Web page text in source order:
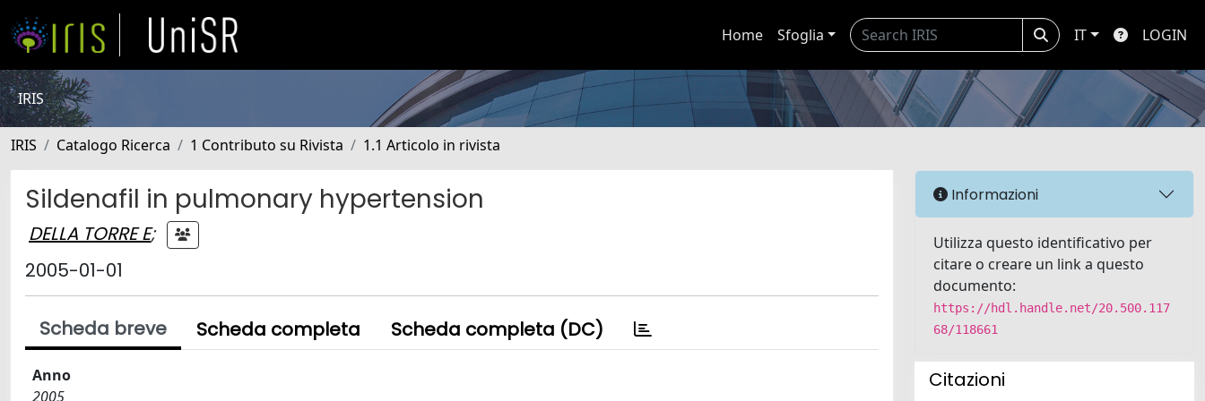
Home Sfoglia IT LOGIN
IRIS
IRIS Catalogo Ricerca 1 Contributo su Rivista 1.1 Articolo in rivista
Sildenafil in pulmonary hypertension
DELLA TORRE E;
2005-01-01
Scheda breve Scheda completa Scheda completa (DC)
Anno
2005
Informazioni
Utilizza questo identificativo per
citare o creare un link a questo
documento:
https://hdl.handle.net/20.500.117
68/118661
Citazioni